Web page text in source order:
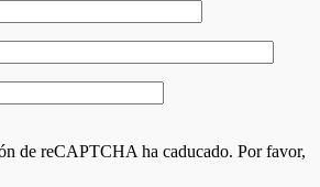
de reCAPTCHA ha caducado. Por favor,